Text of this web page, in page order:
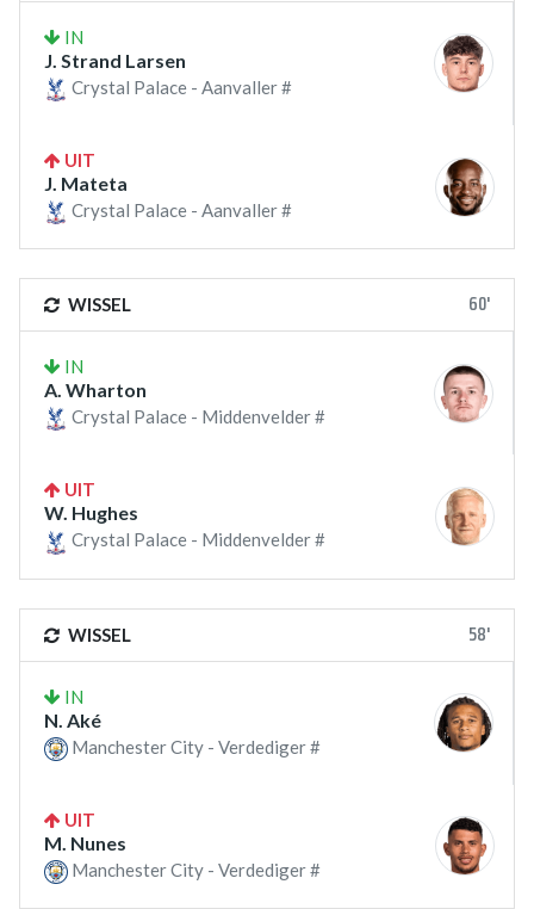
IN
J. Strand Larsen
Crystal Palace - Aanvaller #
UIT
J. Mateta
Crystal Palace - Aanvaller #
WISSEL 60'
IN
A. Wharton
Crystal Palace - Middenvelder #
UIT
W. Hughes
Crystal Palace - Middenvelder #
WISSEL 58'
IN
N. Aké
Manchester City - Verdediger #
UIT
M. Nunes
Manchester City - Verdediger #